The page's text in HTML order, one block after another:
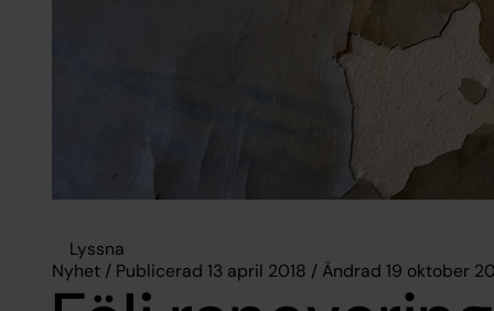
Lyssna
Nyhet / Publicerad 13 april 2018 / Ändrad 19 oktober